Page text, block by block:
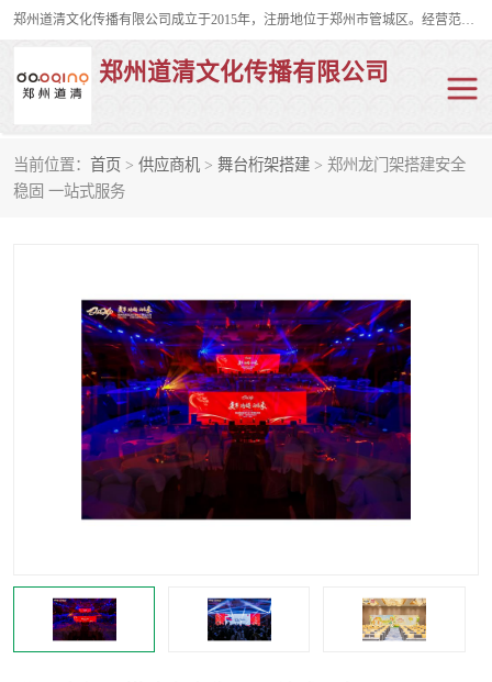
郑州道清文化传播有限公司成立于2015年，注册地位于郑州市管城区。经营范围包括会议及展览服务、庆典礼仪策划、企业形象策划、企业管理咨询、计算机图文设计、制作等。主要产品服务有：舞台桁架搭建，背景板搭建，灯光音响，雷亚舞台搭建、龙门架搭建、会议桌椅租赁、灯光音响租赁、空飘出租、气柱拱门租赁、喷绘写真制作、kt板制作。
郑州道清文化传播有限公司
当前位置： 首页 > 供应商机 > 舞台桁架搭建 > 郑州龙门架搭建安全
稳固 一站式服务
舞台桁架搭建
活动策划 truss架出租
kt板制作 场地布置
背景板搭建 雷亚舞台搭建
龙门架搭建 会议桌椅租赁
灯光音响租赁 空飘出租